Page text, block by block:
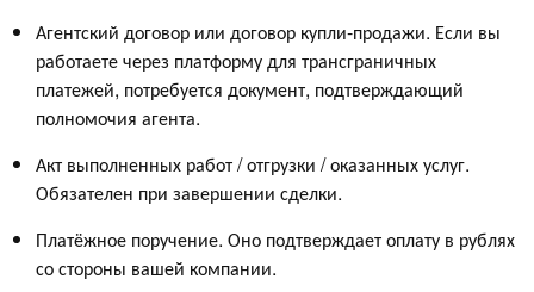
Агентский договор или договор купли-продажи. Если вы
работаете через платформу для трансграничных
платежей, потребуется документ, подтверждающий
полномочия агента.
Акт выполненных работ / отгрузки / оказанных услуг.
Обязателен при завершении сделки.
Платёжное поручение. Оно подтверждает оплату в рублях
со стороны вашей компании.